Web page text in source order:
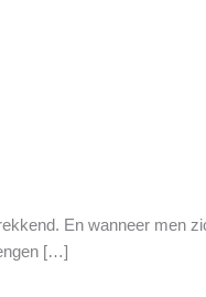
En wanneer men
[…]